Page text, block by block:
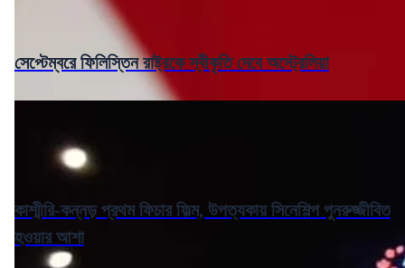
সেপ্টেম্বরে ফিলিস্তিন রাষ্ট্রকে স্বীকৃতি দেবে অস্ট্রেলিয়া
কাশ্মীরি-কন্নড় প্রথম ফিচার ফিল্ম, উপত্যকায় সিনেশিল্প পুনরুজ্জীবিত
হওয়ার আশা